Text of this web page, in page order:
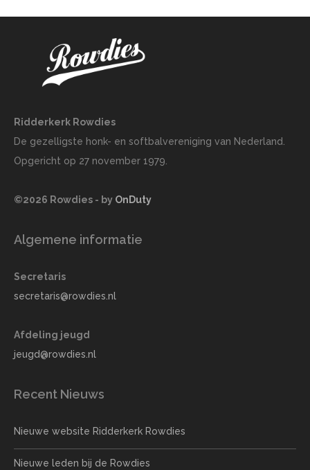
Ridderkerk Rowdies
De gezelligste honk- en softbalvereniging van Nederland.
Opgericht op 27 november 1979.
©2026 Rowdies - by OnDuty
Algemene informatie
Secretaris
secretaris@rowdies.nl
Afdeling jeugd
jeugd@rowdies.nl
Recent Nieuws
Nieuwe website Ridderkerk Rowdies
Nieuwe leden bij de Rowdies